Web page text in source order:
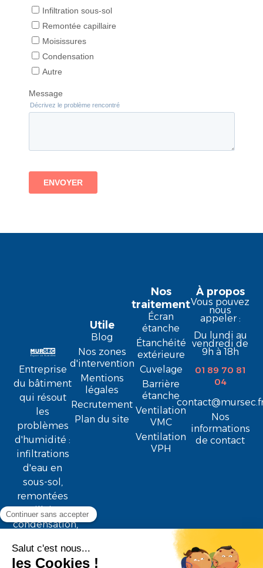
Entreprise
du bâtiment
qui résout
les
problèmes
d'humidité :
infiltrations
d'eau en
sous-sol,
remontées
capillaires,
condensation,
Nos
traitement
Écran
étanche
Étanchéité
extérieure
Cuvelage
Barrière
étanche
Ventilation
VMC
Ventilation
VPH
Utile
Blog
Nos zones
d'intervention
Mentions
légales
Recrutement
Plan du site
À propos
Vous pouvez
nous
appeler :
Du lundi au
vendredi de
9h à 18h
01 89 70 81
04
Nos
informations
de contact